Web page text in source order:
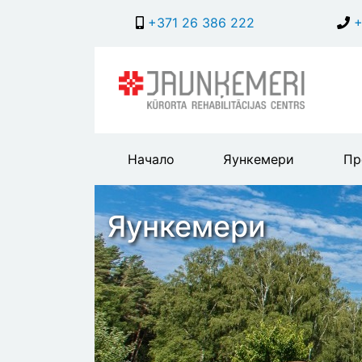
+371 26 386 222
Main
header
menu
Начало Яункемери
Яункемери